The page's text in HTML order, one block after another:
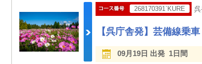
268170391`KURE
【呉庁舎発】芸備線乗
09月19日 出発 1日間